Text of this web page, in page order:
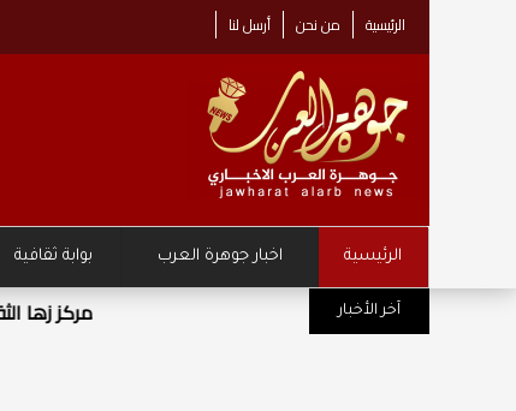
الرئيسية من نحن أرسل لنا
الرئيسية اخبار جوهرة العرب بوابة ثقافية
آخر الأخبار مركز زها الثقافي يطلق حملة